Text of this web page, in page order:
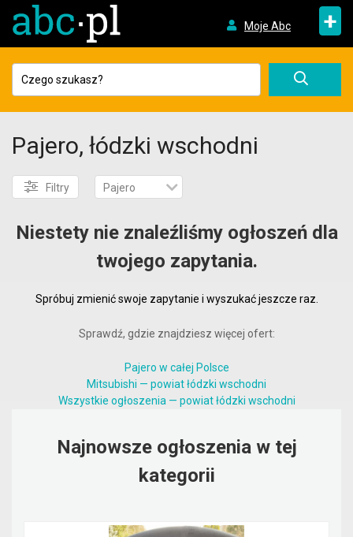
Moje Abc +
Pajero, łódzki wschodni
Filtry Pajero
Niestety nie znaleźliśmy ogłoszeń dla
twojego zapytania.
Spróbuj zmienić swoje zapytanie i wyszukać jeszcze raz.
Sprawdź, gdzie znajdziesz więcej ofert:
Pajero w całej Polsce
Mitsubishi — powiat łódzki wschodni
Wszystkie ogłoszenia — powiat łódzki wschodni
Najnowsze ogłoszenia w tej
kategorii